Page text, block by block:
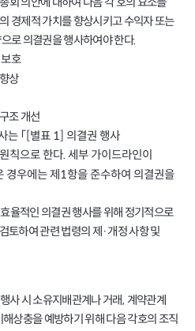
회 의안에 대하여 다음 각 호의 요소를
경제적 가치를 향상시키고 수익자 또는
로 의결권을 행사하여야 한다.
호
상
조 개선
「 별표1] 의결권 행사
칙으로 한다. 세부 가이드라인이
경우에는 제 1항을 준수하여 의결권을
율적인 의결권 행사를 위해 정기적으로
토하여 관련 법령의 제·개정 사항 및
사 시 소유지배관계나 거래, 계약관계
상충을 예방하기 위해 다음 각호의 조직